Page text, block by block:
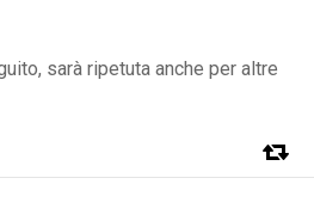
sarà ripetuta anche per altre